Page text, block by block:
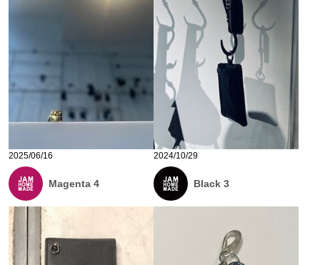
2025/06/16
Magenta 4
2024/10/29
Black 3